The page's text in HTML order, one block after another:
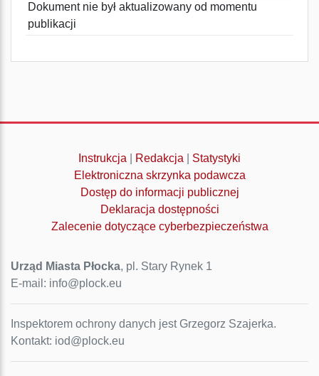
Dokument nie był aktualizowany od momentu
publikacji
Instrukcja Redakcja
Statystyki
Elektroniczna skrzynka podawcza
Dostęp do informacji publicznej
Deklaracja dostępności
Zalecenie dotyczące cyberbezpieczeństwa
Urząd Miasta Płocka, pl. Stary Rynek 1
E-mail: info@plock.eu
Inspektorem ochrony danych jest Grzegorz Szajerka.
Kontakt: iod@plock.eu